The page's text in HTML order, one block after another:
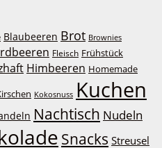
Blaubeeren Brot Brownies
Fleisch Frühstück
Himbeeren Homemade
Kokosnuss Kuchen
Nachtisch Nudeln
Snacks Streusel